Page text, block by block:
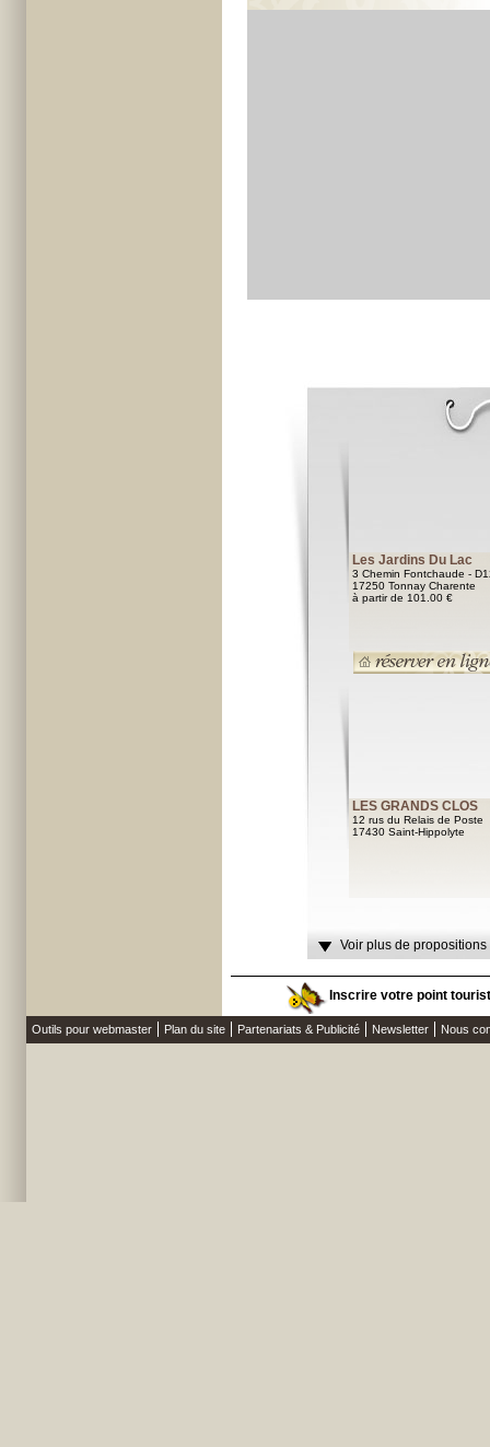
Les Jardins Du Lac
3 Chemin Fontchaude -
17250 Tonnay Charente
à partir de 101.00 €
LES GRANDS CLOS
12 rus du Relais de Poste
17430 Saint-Hippolyte
Voir plus de
Inscrire votre point
Outils pour webmaster Plan du site Partenariats & Publicité Newsletter Nous